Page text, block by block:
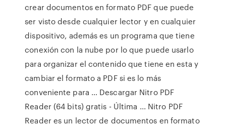
crear documentos en formato PDF que puede
ser visto desde cualquier lector y en cualquier
dispositivo, además es un programa que tiene
conexión con la nube por lo que puede usarlo
para organizar el contenido que tiene en esta y
cambiar el formato a PDF si es lo más
conveniente para … Descargar Nitro PDF
Reader (64 bits) gratis - Última ... Nitro PDF
Reader es un lector de documentos en formato